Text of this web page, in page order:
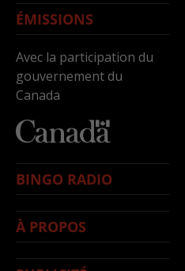
ÉMISSIONS
Avec la participation du
gouvernement du
Canada
BINGO RADIO
À PROPOS